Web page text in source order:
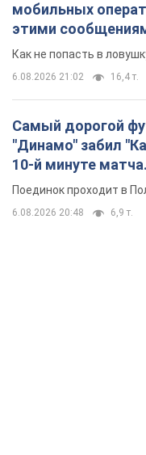
мобильных
этими
Как не попасть в
6.08.2026 21:02 16,4 т.
Самый дорогой
"Динамо" забил
10-й минуте
Поединок проходит в
6.08.2026 20:48 6,9 т.